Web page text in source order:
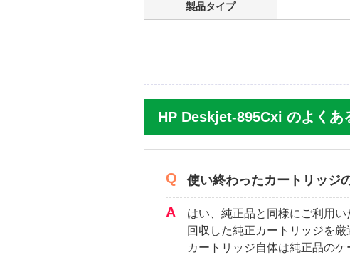
HP45 51645AA#003(黒) HPリサイクルインク
次回からもお世話になります。
製品タイプ
HP Deskjet-895Cxi のよくあ
使い終わったカートリッジ
はい、純正品と同様にご利用い
回収した純正カートリッジを
カートリッジ自体は純正品の